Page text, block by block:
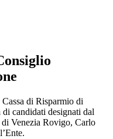
di Risparmio di
candidati designati dal
Venezia Rovigo, Carlo